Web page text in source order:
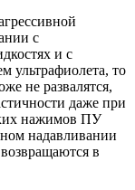
с
и с
ультрафиолета, то
не развалятся,
даже при
нажимов ПУ
надавливании
в